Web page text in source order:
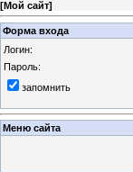
[Мой сайт]
Форма входа
Логин:
Пароль:
запомнить
Меню сайта